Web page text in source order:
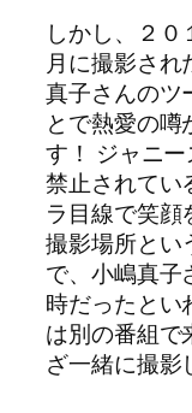
しかし、２０
月に撮影さ
真子さんのツ
とで熱愛の噂
す！ ジャニ
禁止されてい
ラ目線で笑顔
撮影場所とい
で、小嶋真子
時だったとい
は別の番組で
ざ一緒に撮影